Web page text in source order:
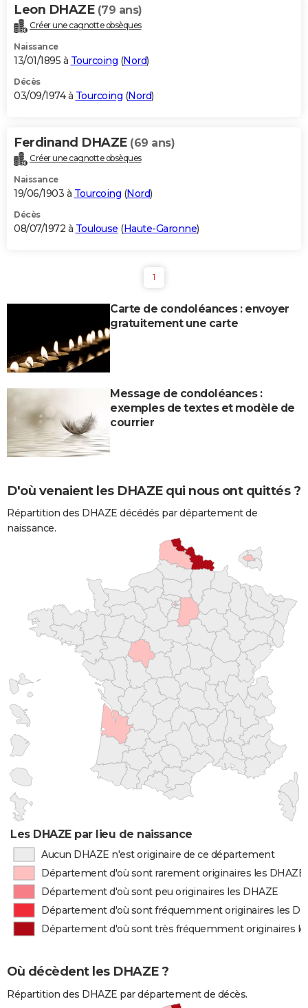
Leon DHAZE (79 ans)
Créer une cagnotte obsèques
Naissance
13/01/1895 à Tourcoing (Nord)
Décès
03/09/1974 à Tourcoing (Nord)
Ferdinand DHAZE (69 ans)
Créer une cagnotte obsèques
Naissance
19/06/1903 à Tourcoing (Nord)
Décès
08/07/1972 à Toulouse (Haute-Garonne)
1
Carte de condoléances : envoyer
gratuitement une carte
Message de condoléances :
exemples de textes et modèle de
courrier
D'où venaient les DHAZE qui nous ont quittés ?
Répartition des DHAZE décédés par département de
naissance.
Les DHAZE par lieu de naissance
Aucun DHAZE n'est originaire de ce département
Département d'où sont rarement originaires les DHAZE
Département d'où sont peu originaires les DHAZE
Département d'où sont fréquemment originaires les
Département d'où sont très fréquemment originaires
Où décèdent les DHAZE ?
Répartition des DHAZE par département de décès.